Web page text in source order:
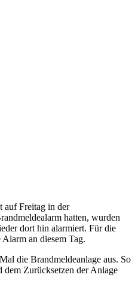
auf Freitag in der
hatten, wurden
dort hin alarmiert. Für die
an diesem Tag.
die Brandmeldeanlage aus. So
Zurücksetzen der Anlage